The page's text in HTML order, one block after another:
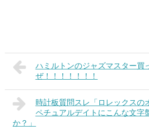
ハミルトンのジャズマスター買
ぜ！！！！！！！
時計板質問スレ「ロレックスの
ペチュアルデイトにこんな文字
か？」